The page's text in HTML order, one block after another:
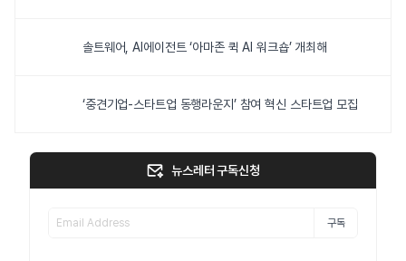
솔트웨어, AI에이전트 ‘아마존 퀵 AI 워크숍’ 개최해
‘중견기업-스타트업 동행라운지’ 참여 혁신 스타트업 모집
뉴스레터 구독신청
구독